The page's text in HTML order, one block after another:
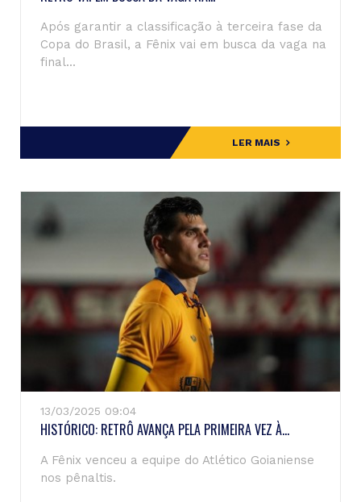
Após garantir a classificação à terceira fase da
Copa do Brasil, a Fênix vai em busca da vaga na
final...
LER MAIS
13/03/2025 09:04
HISTÓRICO: RETRÔ AVANÇA PELA PRIMEIRA VEZ À...
A Fênix venceu a equipe do Atlético Goianiense
nos pênaltis.